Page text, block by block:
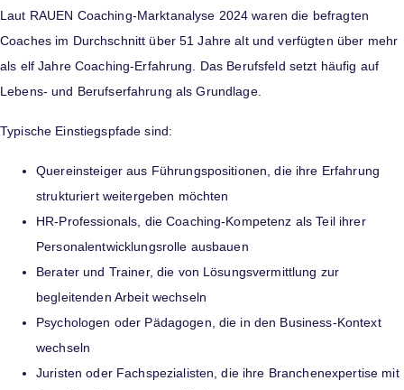
Laut RAUEN Coaching-Marktanalyse 2024 waren die befragten
Coaches im Durchschnitt über 51 Jahre alt und verfügten über mehr
als elf Jahre Coaching-Erfahrung. Das Berufsfeld setzt häufig auf
Lebens- und Berufserfahrung als Grundlage.
Typische Einstiegspfade sind:
Quereinsteiger aus Führungspositionen, die ihre Erfahrung
strukturiert weitergeben möchten
HR-Professionals, die Coaching-Kompetenz als Teil ihrer
Personalentwicklungsrolle ausbauen
Berater und Trainer, die von Lösungsvermittlung zur
begleitenden Arbeit wechseln
Psychologen oder Pädagogen, die in den Business-Kontext
wechseln
Juristen oder Fachspezialisten, die ihre Branchenexpertise mit